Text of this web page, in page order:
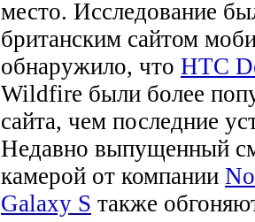
место. Исследование
британским сайтом
обнаружило, что HTC
Wildfire были более
сайта, чем последние
Недавно выпущенный
камерой от компании
Galaxy S также